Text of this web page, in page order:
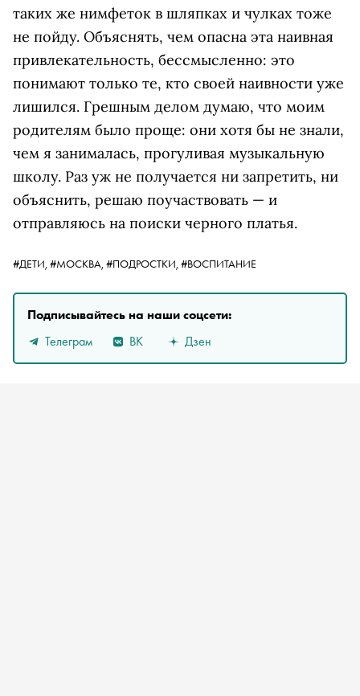
таких же нимфеток в шляпках и чулках тоже
не пойду. Объяснять, чем опасна эта наивная
привлекательность, бессмысленно: это
понимают только те, кто своей наивности уже
лишился. Грешным делом думаю, что моим
родителям было проще: они хотя бы не знали,
чем я занималась, прогуливая музыкальную
школу. Раз уж не получается ни запретить, ни
объяснить, решаю поучаствовать — и
отправляюсь на поиски черного платья.
#ДЕТИ, #МОСКВА, #ПОДРОСТКИ, #ВОСПИТАНИЕ
Подписывайтесь на наши соцсети:
Телеграм
ВК Дзен